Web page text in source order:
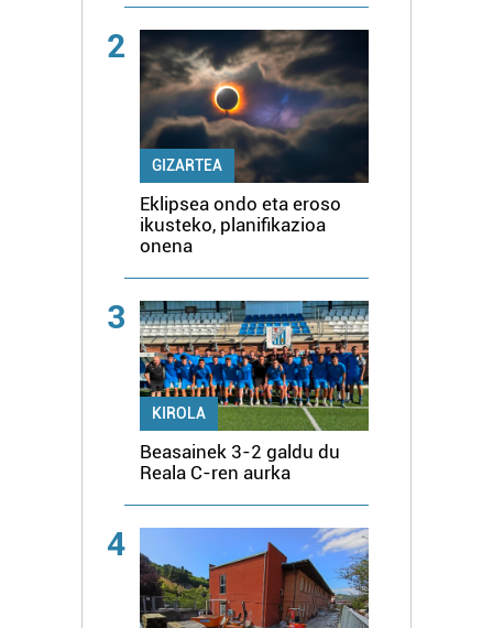
2
GIZARTEA
Eklipsea ondo eta eroso
ikusteko, planifikazioa
onena
3
KIROLA
Beasainek 3-2 galdu du
Reala C-ren aurka
4